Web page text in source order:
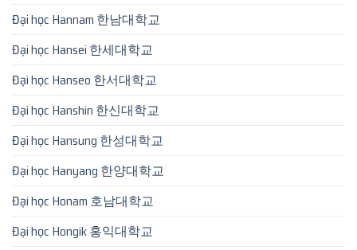
Đại học Hannam 한남대학교
Đại học Hansei 한세대학교
Đại học Hanseo 한서대학교
Đại học Hanshin 한신대학교
Đại học Hansung 한성대학교
Đại học Hanyang 한양대학교
Đại học Honam 호남대학교
Đại học Hongik 홍익대학교